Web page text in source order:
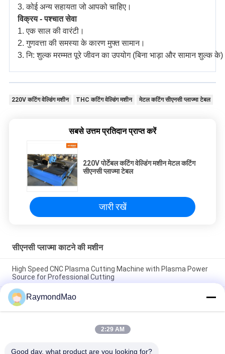
3. कोई अन्य सहायता जो आपको चाहिए।
विक्रय - पश्चात सेवा
1. एक साल की वारंटी।
2. गुणवत्ता की समस्या के कारण मुफ्त सामान।
3. नि: शुल्क मरम्मत पूरे जीवन का उपयोग (बिना भाड़ा और सामान शुल्क के)
220V कटिंग वेल्डिंग मशीन THC कटिंग वेल्डिंग मशीन मेटल कटिंग सीएनसी प्लाज्मा टेबल
सबसे उत्तम प्रतिदान प्राप्त करें
220V पोर्टेबल कटिंग वेल्डिंग मशीन मेटल कटिंग
सीएनसी प्लाज्मा टेबल
जारी रखें
सीएनसी प्लाज्मा काटने की मशीन
High Speed CNC Plasma Cutting Machine with Plasma Power
Source for Professional Cutting
Plasma Cutter with IP54 Protection Level, 0.5-50mm Cutting
Thickness
CNC Plasma Cutting Table with High Precision Rack And Pinion
Transmission System, AC220V/380V Power Supply, Working
RaymondMao
2:29 AM
Good day, what product are you looking for?